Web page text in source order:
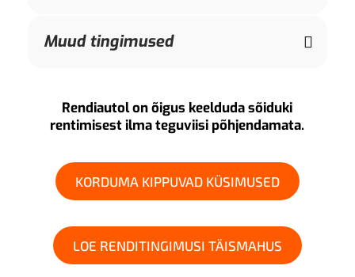
Muud tingimused
Rendiautol on õigus keelduda sõiduki
rentimisest ilma teguviisi põhjendamata.
KORDUMA KIPPUVAD KÜSIMUSED
LOE RENDITINGIMUSI TÄISMAHUS